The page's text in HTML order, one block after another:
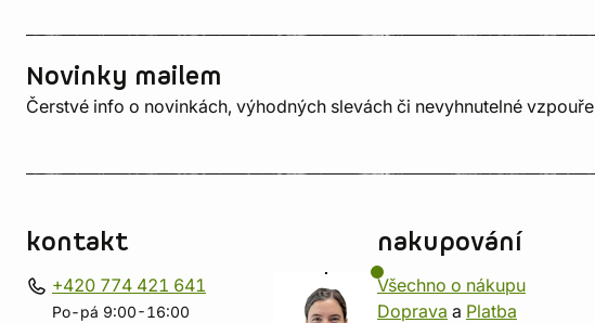
Novinky mailem
Čerstvé info o novinkách, výhodných slevách či nevyhnutelné vzpouře
kontakt
+420 774 421 641
Po-pá 9:00-16:00
nakupování
Všechno o nákupu
Doprava a Platba